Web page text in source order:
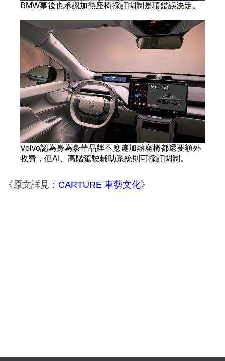
BMW事後也承認加熱座椅採訂閱制是項錯誤決定。
Volvo認為身為豪華品牌不應連加熱座椅都還要額外
收費，但AI、高階駕駛輔助系統則可採訂閱制。
《原文詳見： CARTURE 車勢文化》